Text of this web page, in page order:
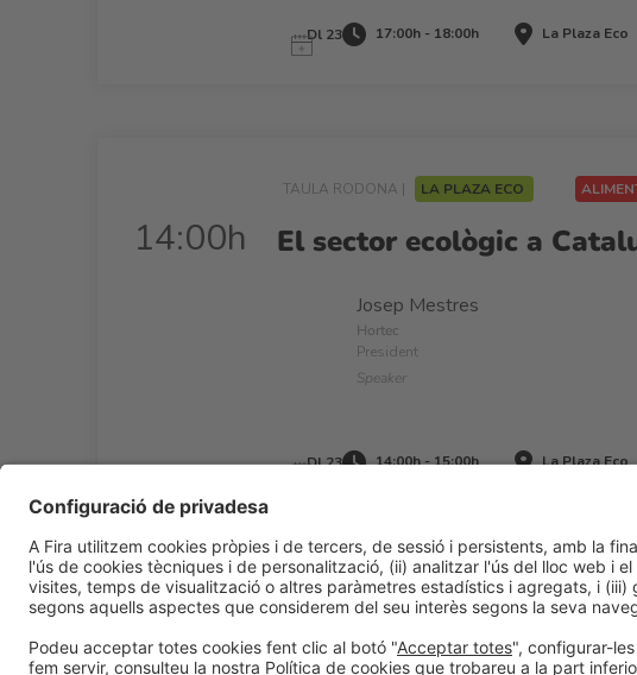
Dl 23 17:00h - 18:00h La Plaza Eco
14:00h
TAULA RODONA | LA PLAZA ECO
El sector ecològic a
Josep Mestres
Hortec
President
Speaker
Dl 23 14:00h - 15:00h La Plaza Eco